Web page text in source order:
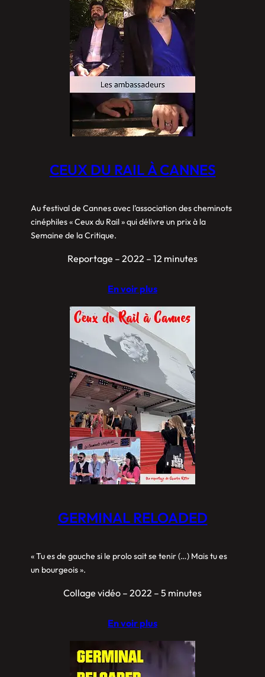
CEUX DU RAIL À CANNES
Au festival de Cannes avec l’association des cheminots
cinéphiles « Ceux du Rail » qui délivre un prix à la
Semaine de la Critique.
Reportage – 2022 – 12 minutes
En voir plus
GERMINAL RELOADED
« Tu es de gauche si le prolo sait se tenir (…) Mais tu es
un bourgeois ».
Collage vidéo – 2022 – 5 minutes
En voir plus